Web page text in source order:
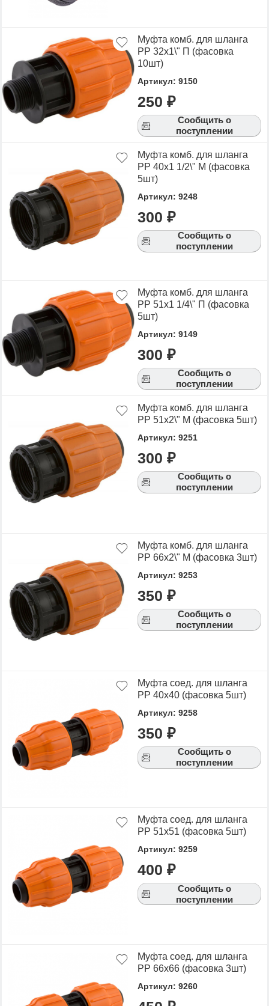
Муфта комб. для шланга
РР 32х1\" П (фасовка
10шт)
Артикул: 9150
250 ₽
Сообщить о
поступлении
Муфта комб. для шланга
РР 40х1 1/2\" М (фасовка
5шт)
Артикул: 9248
300 ₽
Сообщить о
поступлении
Муфта комб. для шланга
РР 51х1 1/4\" П (фасовка
5шт)
Артикул: 9149
300 ₽
Сообщить о
поступлении
Муфта комб. для шланга
РР 51х2\" М (фасовка 5шт)
Артикул: 9251
300 ₽
Сообщить о
поступлении
Муфта комб. для шланга
РР 66х2\" М (фасовка 3шт)
Артикул: 9253
350 ₽
Сообщить о
поступлении
Муфта соед. для шланга
РР 40х40 (фасовка 5шт)
Артикул: 9258
350 ₽
Сообщить о
поступлении
Муфта соед. для шланга
РР 51х51 (фасовка 5шт)
Артикул: 9259
400 ₽
Сообщить о
поступлении
Муфта соед. для шланга
РР 66х66 (фасовка 3шт)
Артикул: 9260